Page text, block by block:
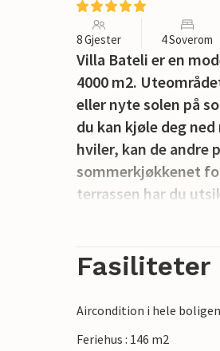
8 Gjester 4 Soverom
Villa Bateli er en
4000 m2.
eller nyte solen på
du kan kjøle deg
hviler, kan de andre
sommerkjøkkenet
terrassen har du
Terrassen fører
siden av gangen
bad. Hvis du er på
Fasiliteter
Aircondition i hele boligen
Feriehus : 146 m2